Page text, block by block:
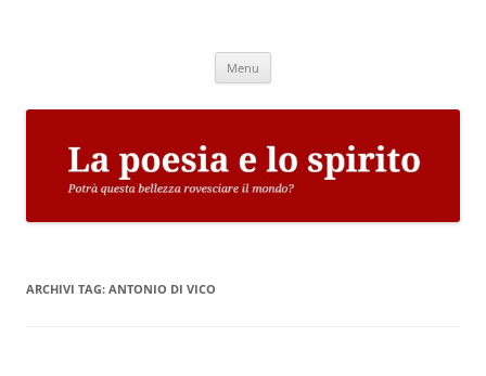
Menu
ARCHIVI TAG: ANTONIO DI VICO